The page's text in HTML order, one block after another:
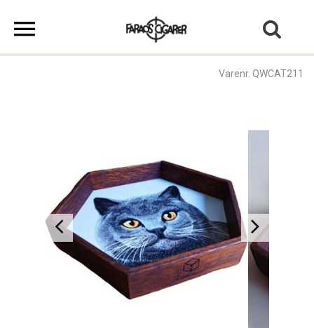
Varenr. QWCAT211